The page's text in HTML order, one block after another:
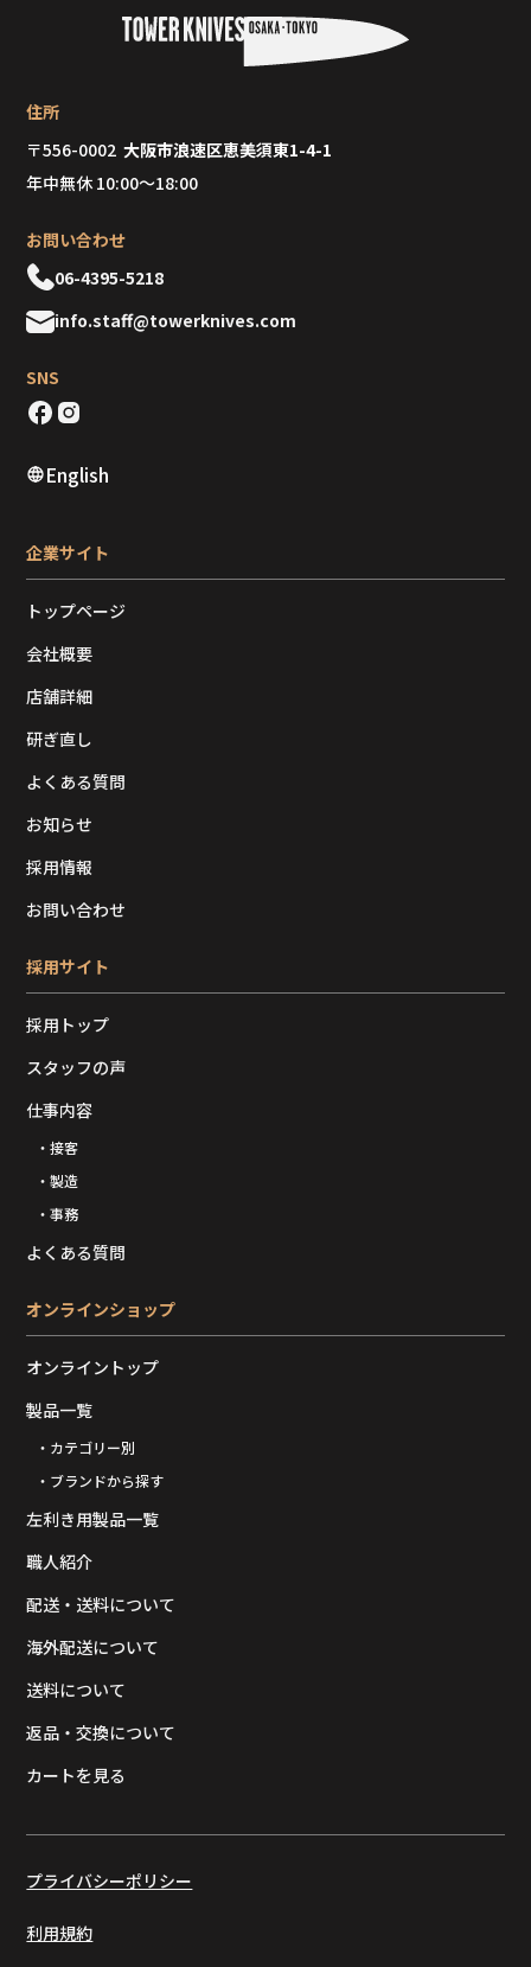
住所
〒556-0002大阪市浪速区恵美須東1-4-1
年中無休 10:00～18:00
お問い合わせ
06-4395-5218
info.staff@towerknives.com
SNS
English
企業サイト
トップページ
会社概要
店舗詳細
研ぎ直し
よくある質問
お知らせ
採用情報
お問い合わせ
採用サイト
採用トップ
スタッフの声
仕事内容
・接客
・製造
・事務
よくある質問
オンラインショップ
オンライントップ
製品一覧
・カテゴリー別
・ブランドから探す
左利き用製品一覧
職人紹介
配送・送料について
海外配送について
送料について
返品・交換について
カートを見る
プライバシーポリシー
利用規約